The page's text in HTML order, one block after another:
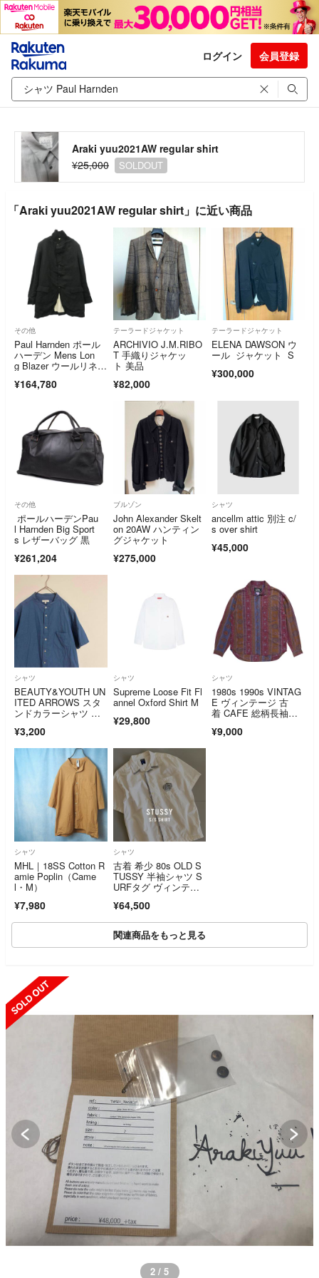
ログイン 会員登録
Araki yuu2021AW regular shirt
¥25,000
SOLDOUT
「Araki yuu2021AW regular shirt」に近い商品
その他
Paul Harnden ポール
ハーデン Mens Lon
g Blazer ウールリネ
ザー ジャケット グレ
¥164,780
テーラードジャケット
ARCHIVIO J.M.RIBO
T 手織りジャケッ
ト 美品
¥82,000
テーラードジャケット
ELENA DAWSON ウ
ール ジャケット S
¥300,000
その他
ポールハーデンPau
l Harnden Big Sport
s レザーバッグ 黒
¥261,204
ブルゾン
John Alexander Skelt
on 20AW ハンティン
グジャケット
¥275,000
シャツ
ancellm attic 別注 c/
s over shirt
¥45,000
シャツ
BEAUTY&YOUTH UN
ITED ARROWS スタ
ンドカラーシャツ 半
¥3,200
シャツ
Supreme Loose Fit Fl
annel Oxford Shirt M
¥29,800
シャツ
1980s 1990s VINTAG
E ヴィンテージ 古
着 CAFE 総柄長袖シ
スニック トップス
¥9,000
シャツ
MHL｜18SS Cotton R
amie Poplin（Came
l・M）
¥7,980
シャツ
古着 希少 80s OLD S
TUSSY 半袖シャツ S
URFタグ ヴィンテー
kate
¥64,500
関連商品をもっと見る
2 / 5